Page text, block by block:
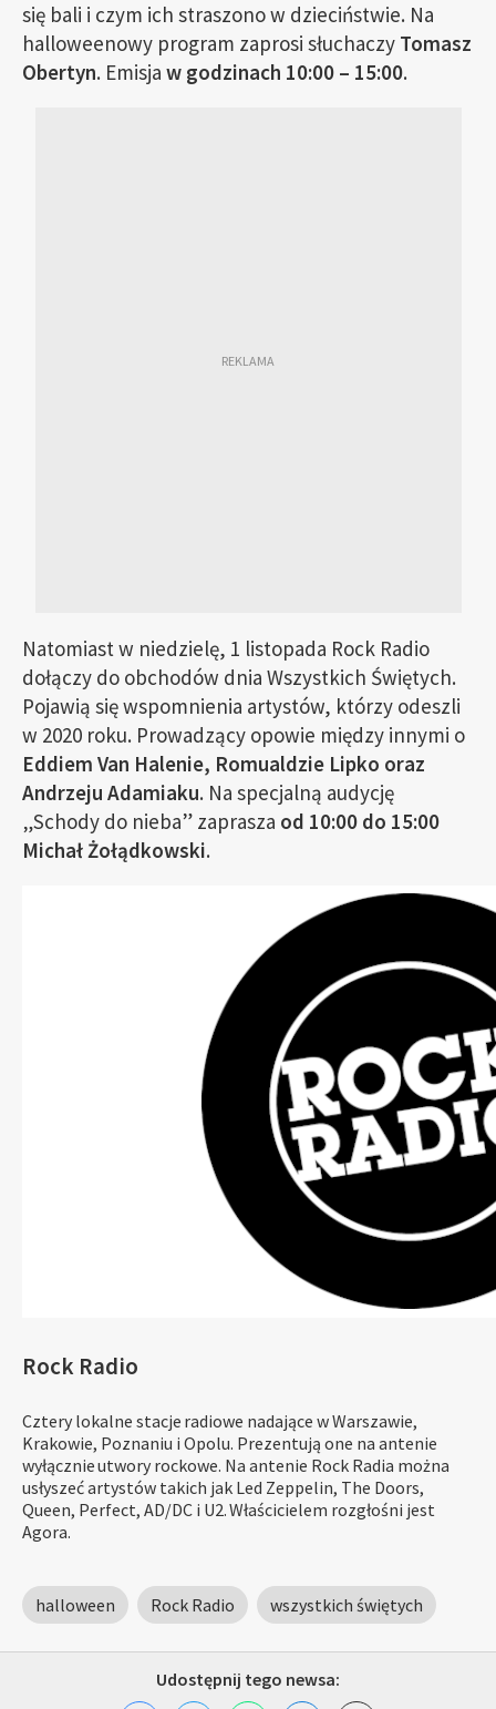
się bali i czym ich straszono w dzieciństwie. Na
halloweenowy program zaprosi słuchaczy Tomasz
Obertyn. Emisja w godzinach 10:00 – 15:00.
Natomiast w niedzielę, 1 listopada Rock Radio
dołączy do obchodów dnia Wszystkich Świętych.
Pojawią się wspomnienia artystów, którzy odeszli
w 2020 roku. Prowadzący opowie między innymi o
Eddiem Van Halenie, Romualdzie Lipko oraz
Andrzeju Adamiaku. Na specjalną audycję
„Schody do nieba” zaprasza od 10:00 do 15:00
Michał Żołądkowski.
Rock Radio
Cztery lokalne stacje radiowe nadające w Warszawie,
Krakowie, Poznaniu i Opolu. Prezentują one na antenie
wyłącznie utwory rockowe. Na antenie Rock Radia można
usłyszeć artystów takich jak Led Zeppelin, The Doors,
Queen, Perfect, AD/DC i U2. Właścicielem rozgłośni jest
Agora.
halloween Rock Radio wszystkich świętych
Udostępnij tego newsa: